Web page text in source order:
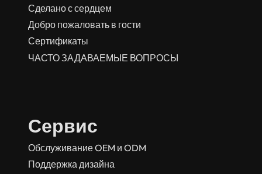
Сделано с сердцем
Добро пожаловать в гости
Сертификаты
ЧАСТО ЗАДАВАЕМЫЕ ВОПРОСЫ
Сервис
Обслуживание OEM и ODM
Поддержка дизайна